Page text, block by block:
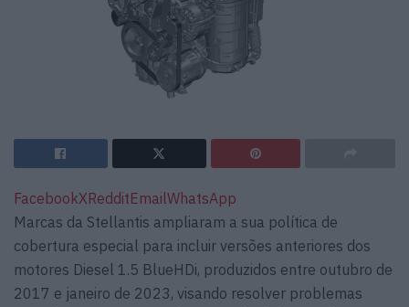
FacebookXRedditEmailWhatsApp
Marcas da Stellantis ampliaram a sua política de
cobertura especial para incluir versões anteriores dos
motores Diesel 1.5 BlueHDi, produzidos entre outubro de
2017 e janeiro de 2023, visando resolver problemas